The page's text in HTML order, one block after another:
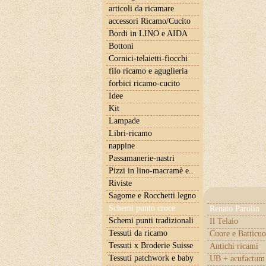
articoli da ricamare
accessori Ricamo/Cucito
Bordi in LINO e AIDA
Bottoni
Cornici-telaietti-fiocchi
filo ricamo e aguglieria
forbici ricamo-cucito
Idee
Kit
Lampade
Libri-ricamo
nappine
Passamanerie-nastri
Pizzi in lino-macramè e..
Riviste
Sagome e Rocchetti legno
Schemi punto croce
Renato Parolin
Il Telaio
Cuore e
Antichi ricami
UB +
Schemi punti tradizionali
Tessuti da ricamo
Tessuti x Broderie Suisse
Tessuti patchwork e baby